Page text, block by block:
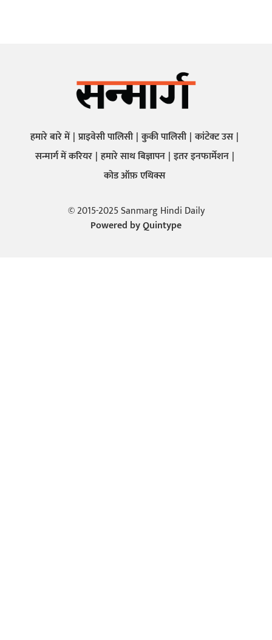
हमारे बारे में प्राइवेसी पालिसी कुकी पालिसी कांटेक्ट उस
सन्मार्ग में करियर हमारे साथ बिज्ञापन इतर इनफार्मेशन
कोड ऑफ़ एथिक्स
© 2015-2025 Sanmarg Hindi Daily
Powered byQuintype